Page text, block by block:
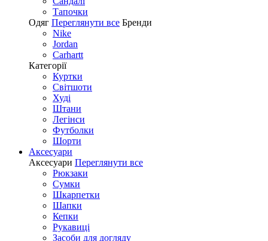
Tапочки
Одяг Переглянути все Бренди
Nike
Jordan
Carhartt
Категорії
Куртки
Світшоти
Худі
Штани
Легінси
Футболки
Шорти
Аксесуари
Аксесуари Переглянути все
Рюкзаки
Сумки
Шкарпетки
Шапки
Кепки
Рукавиці
Засоби для догляду